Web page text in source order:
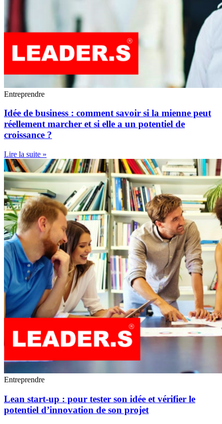
Entreprendre
Idée de business : comment savoir si la mienne peut
réellement marcher et si elle a un potentiel de
croissance ?
Lire la suite »
Entreprendre
Lean start-up : pour tester son idée et vérifier le
potentiel d’innovation de son projet